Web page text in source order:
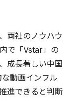
両社のノウハウ
で「Vstar」の
成長著しい中国
動画インフル
進できると判断